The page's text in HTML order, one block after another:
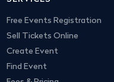
Free Events Registration
Sell Tickets Online
Create Event
Find Event